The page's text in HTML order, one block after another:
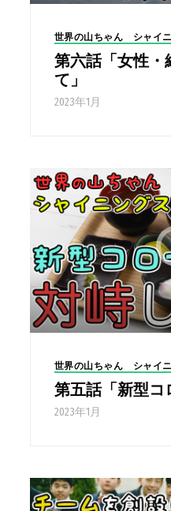
世界の山ちゃん シャイ
第六話「女性・
て」
2023年1月
世界の山ちゃん シャイ
第五話「新型コ
2023年1月